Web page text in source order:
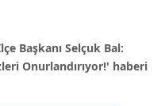
Başkanı Selçuk Bal:
Onurlandırıyor!' haberi